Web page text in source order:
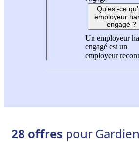
Qu'est-ce
employeur
engagé ?
Un employeur
engagé est un
employeur
28 offres pour